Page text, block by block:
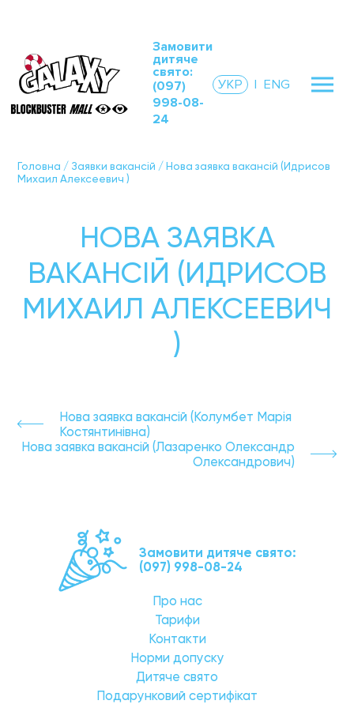
Замовити
дитяче
свято:
(097)
998-08-
24
УКР | ENG
Головна / Заявки вакансій /Нова заявка вакансій (Идрисов
Михаил Алексеевич )
НОВА ЗАЯВКА
ВАКАНСІЙ (ИДРИСОВ
МИХАИЛ АЛЕКСЕЕВИЧ
)
Нова заявка вакансій (Колумбет Марія
Костянтинівна)
Нова заявка вакансій (Лазаренко Олександр
Олександрович)
Замовити дитяче свято:
(097) 998-08-24
Про нас
Тарифи
Контакти
Норми допуску
Дитяче свято
Подарунковий сертифікат